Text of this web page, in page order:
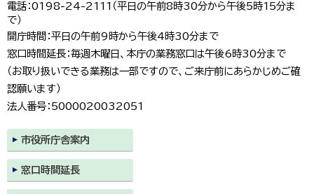
電話：0198-24-2111（平日の午前8時30分から午後5時15分ま
で）
開庁時間：平日の午前9時から午後4時30分まで
窓口時間延長：毎週木曜日、本庁の業務窓口は午後6時30分まで
（お取り扱いできる業務は一部ですので、ご来庁前にあらかじめご確
認願います）
法人番号：5000020032051
市役所庁舎案内
窓口時間延長